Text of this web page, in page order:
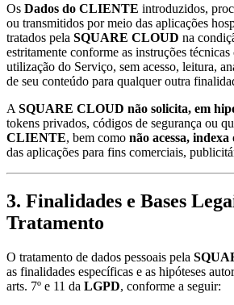
Os Dados do CLIENTE introduzidos,
ou transmitidos por meio das aplicações
tratados pela SQUARE CLOUD na
estritamente conforme as instruções técnicas
utilização do Serviço, sem acesso, leitura,
de seu conteúdo para qualquer outra
A SQUARE CLOUD não solicita, em
tokens privados, códigos de segurança ou
CLIENTE, bem como não acessa,
das aplicações para fins comerciais,
3. Finalidades e Bases
Tratamento
O tratamento de dados pessoais pela
as finalidades específicas e as hipóteses
arts. 7º e 11 da LGPD, conforme a seguir: